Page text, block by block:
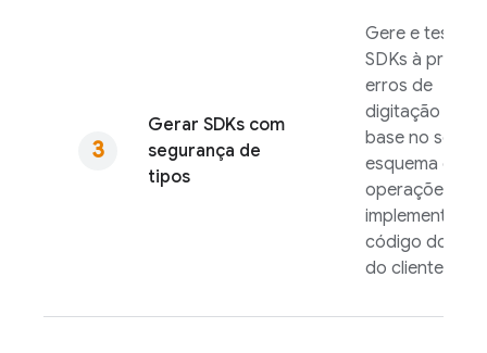
Gerar SDKs com
segurança de
tipos
Gere e teste
SDKs à prova
erros de
digitação com
base no seu
esquema e nas
operações e
implemente o
código do lado
do cliente.